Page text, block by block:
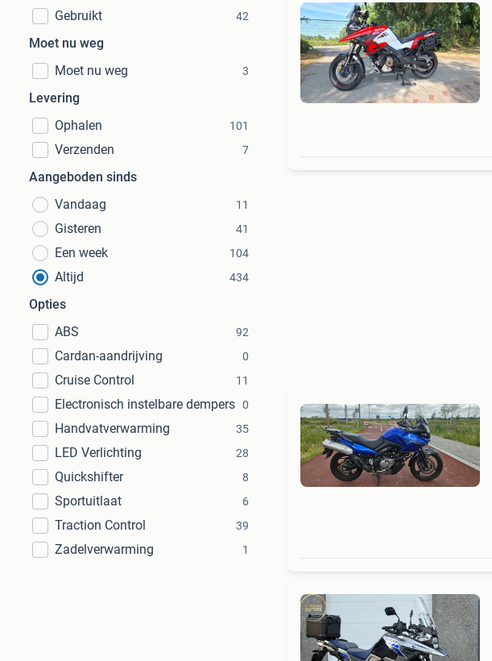
Gebruikt 42
Moet nu weg
Moet nu weg
3
Levering
Ophalen
101
Verzenden 7
Aangeboden sinds
Vandaag
11
Gisteren 41
Een week 104
Altijd 434
Opties
ABS
92
Cardan-aandrijving 0
Cruise Control 11
Electronisch instelbare dempers 0
Handvatverwarming 35
LED Verlichting 28
Quickshifter 8
Sportuitlaat 6
Traction Control 39
Zadelverwarming 1